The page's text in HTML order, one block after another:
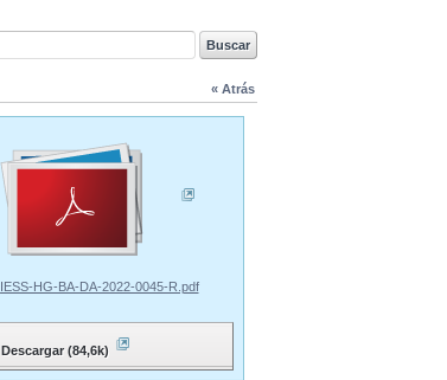
« Atrás
IESS-HG-BA-DA-2022-0045-R.pdf
Descargar (84,6k)